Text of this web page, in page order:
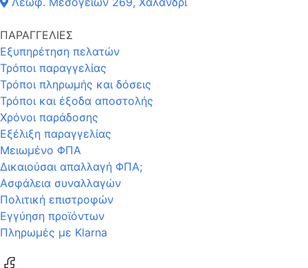
ΠΑΡΑΓΓΕΛΙΕΣ
Εξυπηρέτηση πελατών
Τρόποι παραγγελίας
Τρόποι πληρωμής και δόσεις
Τρόποι και έξοδα αποστολής
Χρόνοι παράδοσης
Εξέλιξη παραγγελίας
Μειωμένο ΦΠΑ
Δικαιούσαι απαλλαγή ΦΠΑ;
Ασφάλεια συναλλαγών
Πολιτική επιστροφών
Εγγύηση προϊόντων
Πληρωμές με Klarna